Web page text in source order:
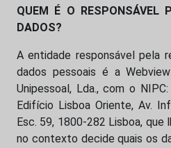
QUEM É O RESPONSÁVEL
DADOS?
A entidade responsável pela
dados pessoais é a
Unipessoal, Lda., com o
Edifício Lisboa Oriente, Av.
Esc. 59, 1800-282 Lisboa, que
no contexto decide quais os